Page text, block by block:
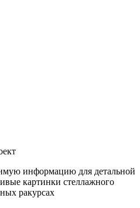
информацию для детальной
картинки стеллажного
ракурсах